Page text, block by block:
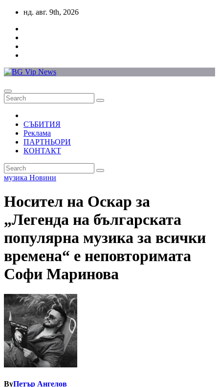
Skip
content
нд. авг. 9th, 2026
СЪБИТИЯ
Реклама
ПАРТНЬОРИ
КОНТАКТ
музика Новини
Носител на Оскар за
„Легенда на българската
популярна музика за всички
времена“ е неповторимата
Софи Маринова
ByПетър Ангелов